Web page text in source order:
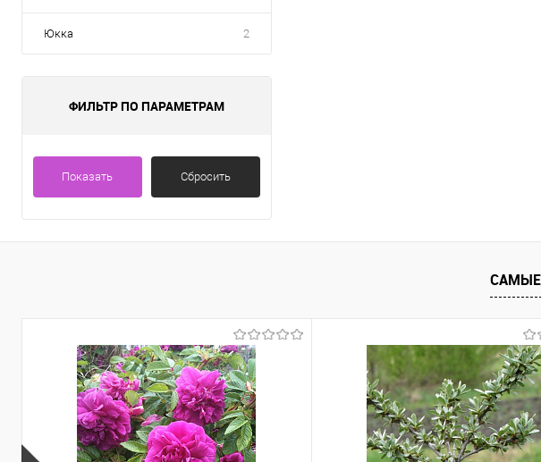
Юкка 2
ФИЛЬТР ПО ПАРАМЕТРАМ
Показать Сбросить